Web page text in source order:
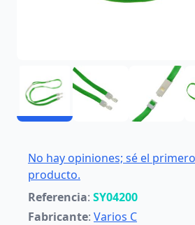
No hay opiniones; sé el
producto.
Referencia: SY04200
Fabricante: Varios C